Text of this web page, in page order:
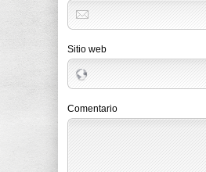
Sitio web
Comentario